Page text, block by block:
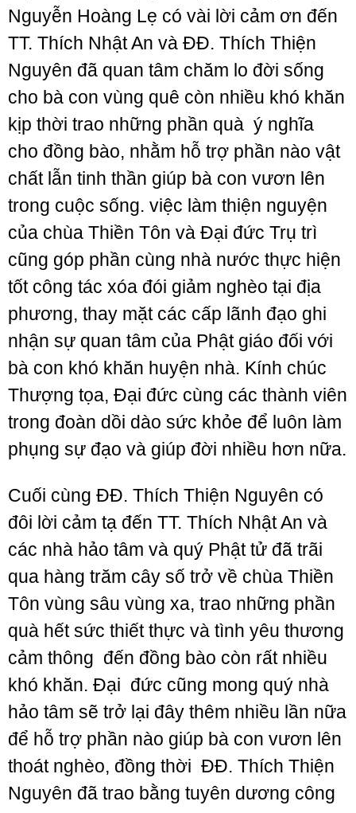
Nguyễn Hoàng Lẹ có vài lời cảm ơn đến
TT. Thích Nhật An và ĐĐ. Thích Thiện
Nguyên đã quan tâm chăm lo đời sống
cho bà con vùng quê còn nhiều khó khăn
kịp thời trao những phần quà ý nghĩa
cho đồng bào, nhằm hỗ trợ phần nào vật
chất lẫn tinh thần giúp bà con vươn lên
trong cuộc sống. việc làm thiện nguyện
của chùa Thiền Tôn và Đại đức Trụ trì
cũng góp phần cùng nhà nước thực hiện
tốt công tác xóa đói giảm nghèo tại địa
phương, thay mặt các cấp lãnh đạo ghi
nhận sự quan tâm của Phật giáo đối với
bà con khó khăn huyện nhà. Kính chúc
Thượng tọa, Đại đức cùng các thành viên
trong đoàn dồi dào sức khỏe để luôn làm
phụng sự đạo và giúp đời nhiều hơn nữa.
Cuối cùng ĐĐ. Thích Thiện Nguyên có
đôi lời cảm tạ đến TT. Thích Nhật An và
các nhà hảo tâm và quý Phật tử đã trãi
qua hàng trăm cây số trở về chùa Thiền
Tôn vùng sâu vùng xa, trao những phần
quà hết sức thiết thực và tình yêu thương
cảm thông đến đồng bào còn rất nhiều
khó khăn. Đại đức cũng mong quý nhà
hảo tâm sẽ trở lại đây thêm nhiều lần nữa
để hỗ trợ phần nào giúp bà con vươn lên
thoát nghèo, đồng thời ĐĐ. Thích Thiện
Nguyên đã trao bằng tuyên dương công